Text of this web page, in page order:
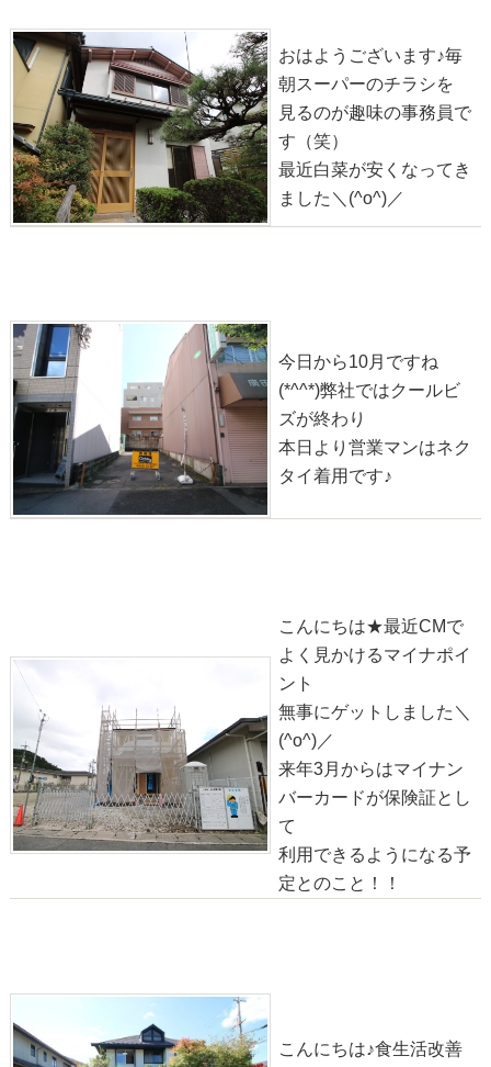
おはようございます♪毎
朝スーパーのチラシを
見るのが趣味の事務員で
す（笑）
最近白菜が安くなってき
ました＼(^o^)／
今日から10月ですね
(*^^*)弊社ではクールビ
ズが終わり
本日より営業マンはネク
タイ着用です♪
こんにちは★最近CMで
よく見かけるマイナポイ
ント
無事にゲットしました＼
(^o^)／
来年3月からはマイナン
バーカードが保険証とし
て
利用できるようになる予
定とのこと！！
こんにちは♪食生活改善